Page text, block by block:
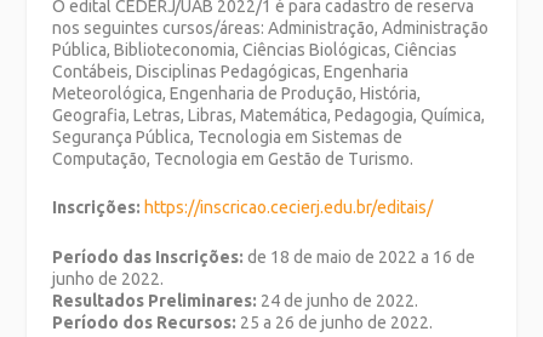
O edital CEDERJ/UAB 2022/1 é para cadastro de reserva
nos seguintes cursos/áreas: Administração, Administração
Pública, Biblioteconomia, Ciências Biológicas, Ciências
Contábeis, Disciplinas Pedagógicas, Engenharia
Meteorológica, Engenharia de Produção, História,
Geografia, Letras, Libras, Matemática, Pedagogia, Química,
Segurança Pública, Tecnologia em Sistemas de
Computação, Tecnologia em Gestão de Turismo.
Inscrições: https://inscricao.cecierj.edu.br/editais/
Período das Inscrições: de 18 de maio de 2022 a 16 de
junho de 2022.
Resultados Preliminares: 24 de junho de 2022.
Período dos Recursos: 25 a 26 de junho de 2022.